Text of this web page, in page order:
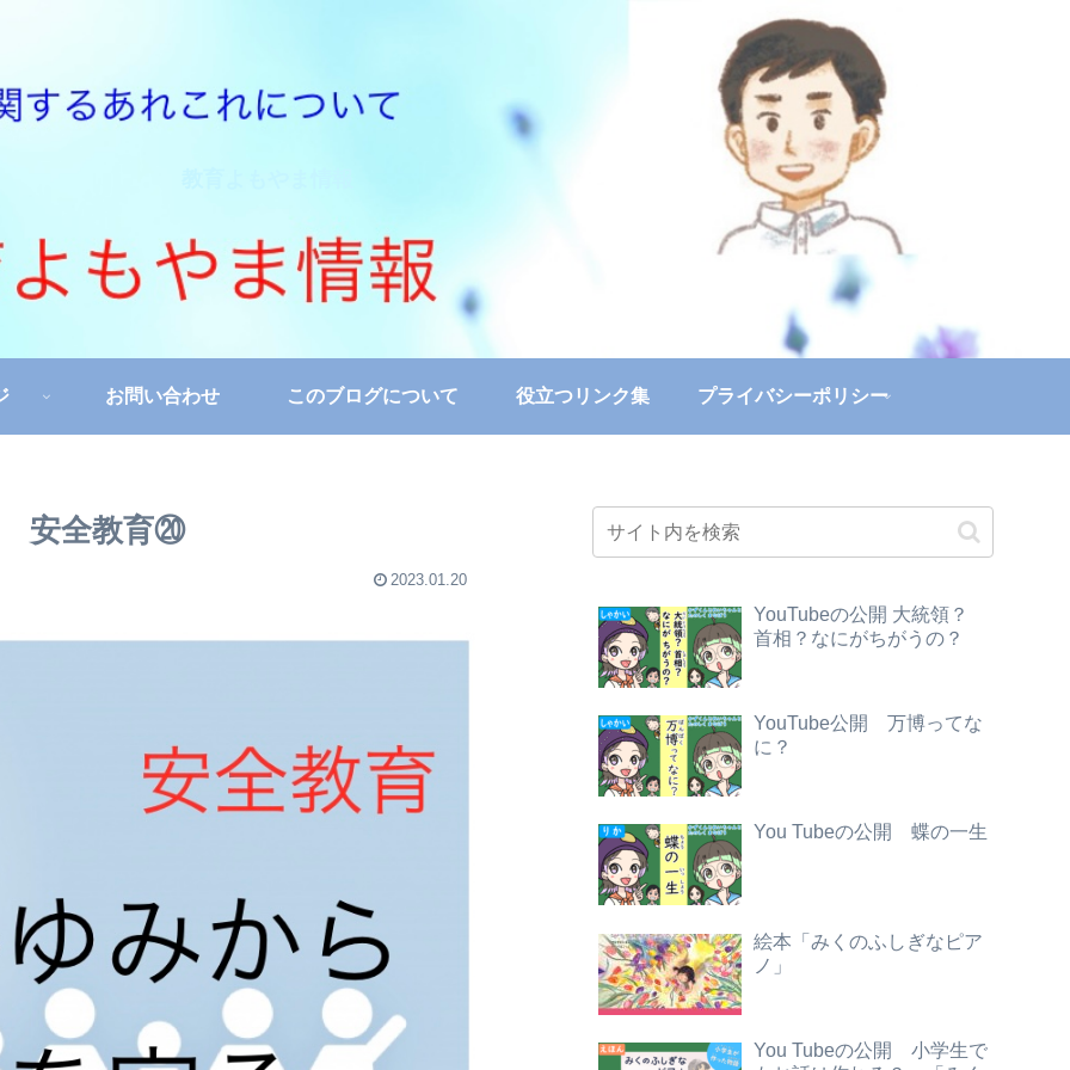
お問い合わせ このブログについて 役立つリンク集 プライバシーポリシー
安全教育⑳
2023.01.20
YouTubeの公開 大統領？
首相？なにがちがうの？
YouTube公開 万博ってな
に？
You Tubeの公開 蝶の一生
絵本「みくのふしぎなピア
ノ」
You Tubeの公開 小学生で